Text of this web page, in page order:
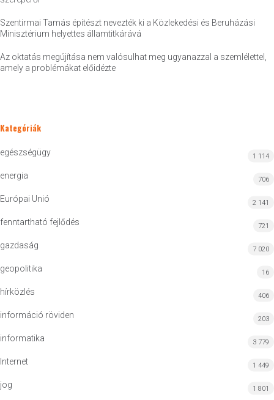
Szentirmai Tamás építészt nevezték ki a Közlekedési és Beruházási
Minisztérium helyettes államtitkárává
Az oktatás megújítása nem valósulhat meg ugyanazzal a szemlélettel,
amely a problémákat előidézte
Kategóriák
egészségügy 1 114
energia 706
Európai Unió 2 141
fenntartható fejlődés 721
gazdaság 7 020
geopolitika 16
hírközlés 406
információ röviden 203
informatika 3 779
Internet 1 449
jog 1 801